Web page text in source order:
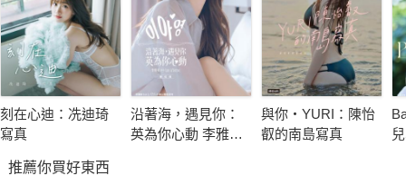
刻在心迪：冼迪琦
寫真
沿著海，遇見你：
英為你心動 李雅英
與你‧YURI：陳怡
叡的南島寫真
推薦你買好東西